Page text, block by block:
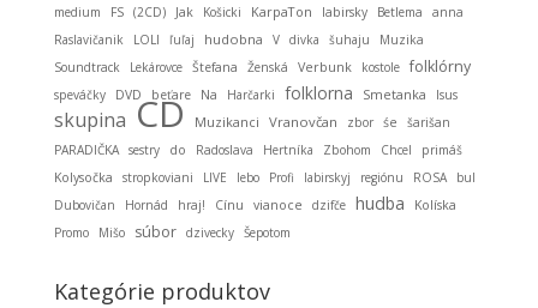
medium
FS (2CD) Jak Košicki KarpaTon labirsky Betlema
anna
Raslavičanik
LOLI ľuľaj hudobna V divka šuhaju
Muzika
Soundtrack
Lekárovce Štefana Ženská Verbunk kostole folklórny
speváčky DVD beťare Na Harčarki folklorna Smetanka Isus
skupina CD Muzikanci Vranovčan zbor śe
šarišan
PARADIČKA sestry do Radoslava Hertníka Zbohom Chcel
primáš
Kolysočka
stropkoviani LIVE lebo Profi labirskyj regiónu ROSA
bul
Dubovičan
Hornád hraj! Cínu vianoce dzifče hudba
Kolíska
Promo
Mišo súbor dzivecky Šepotom
Kategórie produktov